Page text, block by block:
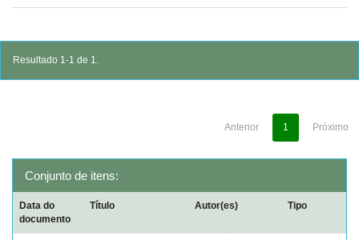
Resultado 1-1 de 1.
Anterior 1 Próximo
Conjunto de itens:
Data do
documento
Título Autor(es) Tipo